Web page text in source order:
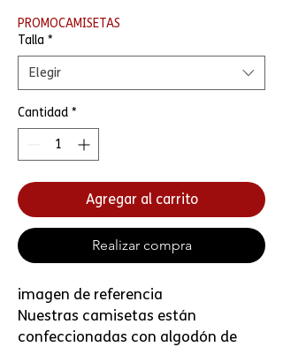
PROMOCAMISETAS
Talla *
Elegir
Cantidad *
Agregar al carrito
Realizar compra
imagen de referencia
Nuestras camisetas están
confeccionadas con algodón de